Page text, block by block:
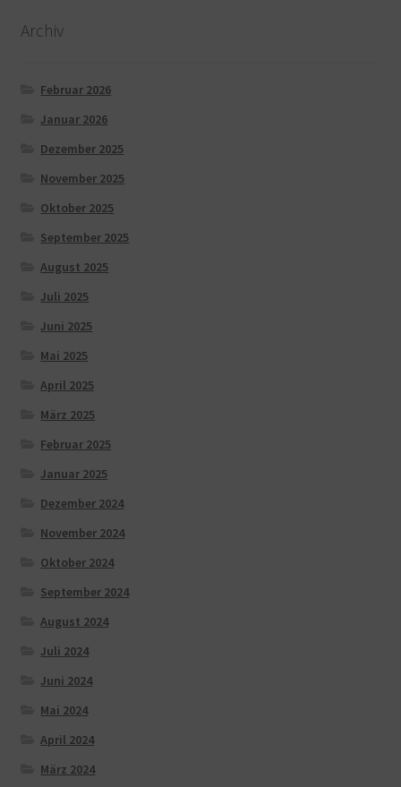
Archiv
Februar 2026
Januar 2026
Dezember 2025
November 2025
Oktober 2025
September 2025
August 2025
Juli 2025
Juni 2025
Mai 2025
April 2025
März 2025
Februar 2025
Januar 2025
Dezember 2024
November 2024
Oktober 2024
September 2024
August 2024
Juli 2024
Juni 2024
Mai 2024
April 2024
März 2024